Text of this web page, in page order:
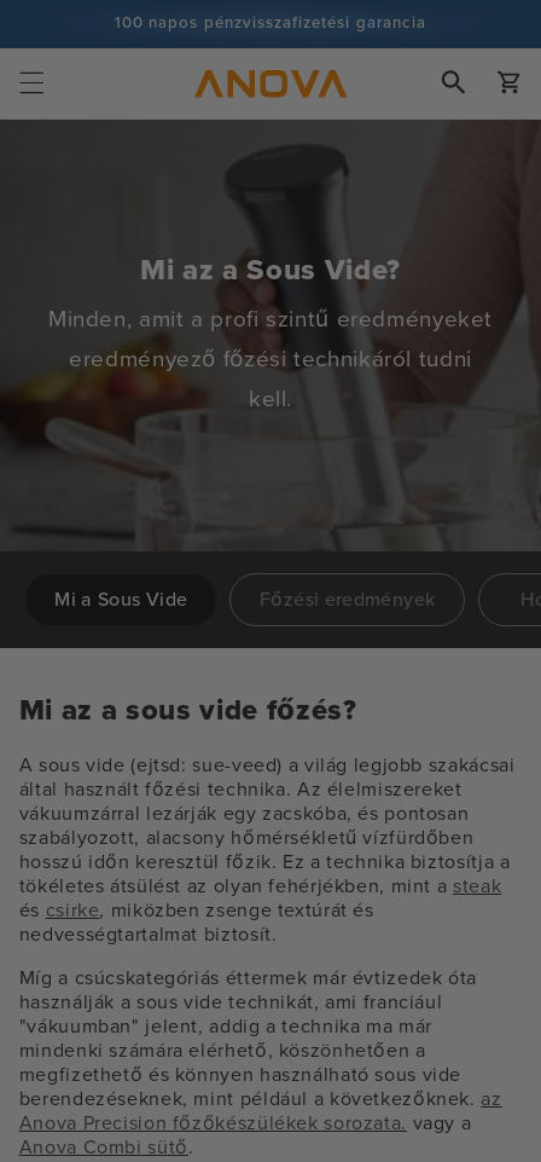
tartalomra100 napos pénzvisszafizetési garancia
100+ millió szakács és egyre több
Kosár
Mi az a Sous Vide?
Minden, amit a profi szintű eredményeket
eredményező főzési technikáról tudni
kell.
Mi a Sous Vide Főzési eredmények
Mi az a sous vide főzés?
A sous vide (ejtsd: sue-veed) a világ legjobb szakácsai
által használt főzési technika. Az élelmiszereket
vákuumzárral lezárják egy zacskóba, és pontosan
szabályozott, alacsony hőmérsékletű vízfürdőben
hosszú időn keresztül főzik. Ez a technika biztosítja a
tökéletes átsülést az olyan fehérjékben, mint a steak
és csirke, miközben zsenge textúrát és
nedvességtartalmat biztosít.
Míg a csúcskategóriás éttermek már évtizedek óta
használják a sous vide technikát, ami franciául
"vákuumban" jelent, addig a technika ma már
mindenki számára elérhető, köszönhetően a
megfizethető és könnyen használható sous vide
berendezéseknek, mint például a következőknek. az
Anova Precision főzőkészülékek sorozata. vagy a
Anova Combi sütő.